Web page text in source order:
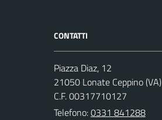
CONTATTI
Piazza Diaz, 12
21050 Lonate Ceppino (VA)
C.F. 00317710127
Telefono:0331 841288